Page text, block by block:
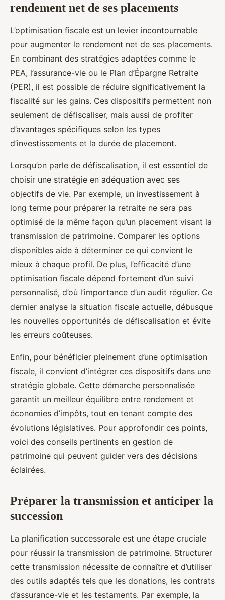
rendement net de ses placements
L’optimisation fiscale est un levier incontournable
pour augmenter le rendement net de ses placements.
En combinant des stratégies adaptées comme le
PEA, l’assurance-vie ou le Plan d’Épargne Retraite
(PER), il est possible de réduire significativement la
fiscalité sur les gains. Ces dispositifs permettent non
seulement de défiscaliser, mais aussi de profiter
d’avantages spécifiques selon les types
d’investissements et la durée de placement.
Lorsqu’on parle de défiscalisation, il est essentiel de
choisir une stratégie en adéquation avec ses
objectifs de vie. Par exemple, un investissement à
long terme pour préparer la retraite ne sera pas
optimisé de la même façon qu’un placement visant la
transmission de patrimoine. Comparer les options
disponibles aide à déterminer ce qui convient le
mieux à chaque profil. De plus, l’efficacité d’une
optimisation fiscale dépend fortement d’un suivi
personnalisé, d’où l’importance d’un audit régulier. Ce
dernier analyse la situation fiscale actuelle, débusque
les nouvelles opportunités de défiscalisation et évite
les erreurs coûteuses.
Enfin, pour bénéficier pleinement d’une optimisation
fiscale, il convient d’intégrer ces dispositifs dans une
stratégie globale. Cette démarche personnalisée
garantit un meilleur équilibre entre rendement et
économies d’impôts, tout en tenant compte des
évolutions législatives. Pour approfondir ces points,
voici des conseils pertinents en gestion de
patrimoine qui peuvent guider vers des décisions
éclairées.
Préparer la transmission et anticiper la
succession
La planification successorale est une étape cruciale
pour réussir la transmission de patrimoine. Structurer
cette transmission nécessite de connaître et d’utiliser
des outils adaptés tels que les donations, les contrats
d’assurance-vie et les testaments. Par exemple, la